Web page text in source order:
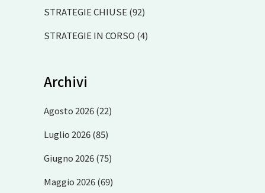
STRATEGIE CHIUSE (92)
STRATEGIE IN CORSO (4)
Archivi
Agosto 2026(22)
Luglio 2026(85)
Giugno 2026(75)
Maggio 2026(69)